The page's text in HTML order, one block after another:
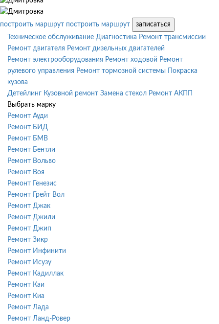
построить маршрут построить маршрут
записаться
Техническое обслуживание Диагностика Ремонт трансмиссии
Ремонт двигателя Ремонт дизельных двигателей
Ремонт электрооборудования Ремонт ходовой Ремонт
рулевого управления Ремонт тормозной системы
Покраска
кузова
Детейлинг Кузовной ремонт Замена стекол Ремонт АКПП
Выбрать марку
Ремонт Ауди
Ремонт БИД
Ремонт БМВ
Ремонт Бентли
Ремонт Вольво
Ремонт Воя
Ремонт Генезис
Ремонт Грейт Вол
Ремонт Джак
Ремонт Джили
Ремонт Джип
Ремонт Зикр
Ремонт Инфинити
Ремонт Исузу
Ремонт Кадиллак
Ремонт Каи
Ремонт Киа
Ремонт Лада
Ремонт Ланд-Ровер